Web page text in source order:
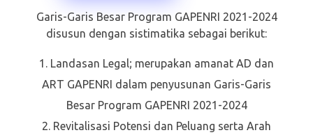
Garis-Garis Besar Program GAPENRI 2021-2024
disusun dengan sistimatika sebagai berikut:
Landasan Legal; merupakan amanat AD dan
ART GAPENRI dalam penyusunan Garis-Garis
Besar Program GAPENRI 2021-2024
Revitalisasi Potensi dan Peluang serta Arah